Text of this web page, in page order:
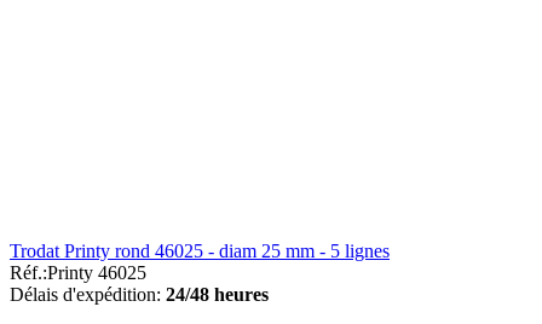
Trodat Printy rond 46025 - diam 25 mm - 5 lignes
Réf.:Printy 46025
Délais d'expédition: 24/48 heures